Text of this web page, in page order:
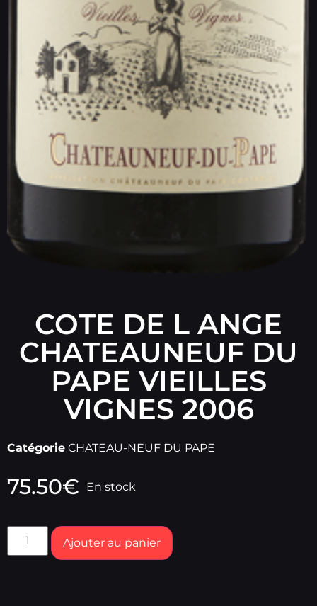
COTE DE L ANGE
CHATEAUNEUF DU
PAPE VIEILLES
VIGNES 2006
Catégorie CHATEAU-NEUF DU PAPE
75.50€ En stock
Ajouter au panier